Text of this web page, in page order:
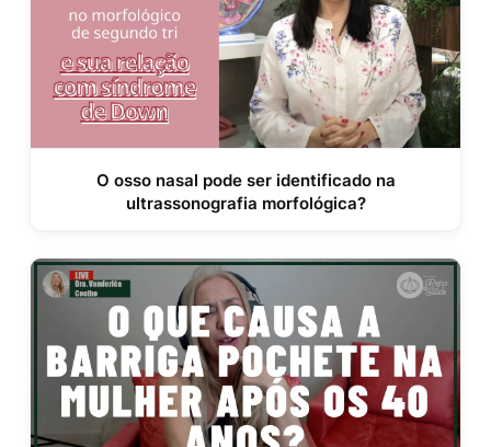
O osso nasal pode ser identificado na
ultrassonografia morfológica?